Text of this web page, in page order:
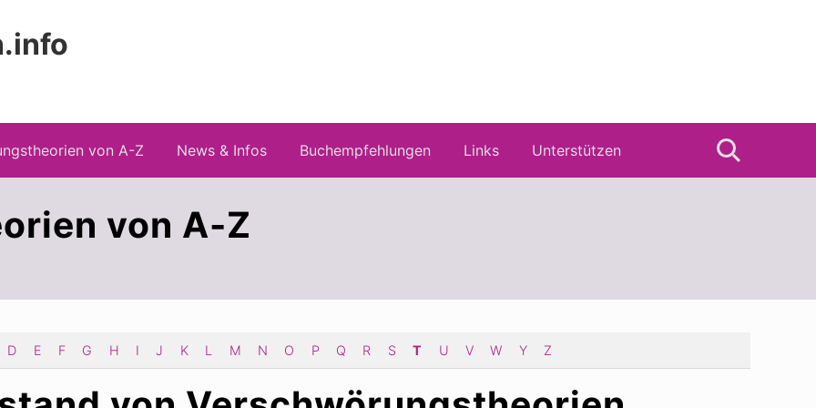
von A-Z News & Infos Buchempfehlungen Links Unterstützen Suche
von A-Z
D E F G H I J K L M N O P Q R S T U V W Y Z